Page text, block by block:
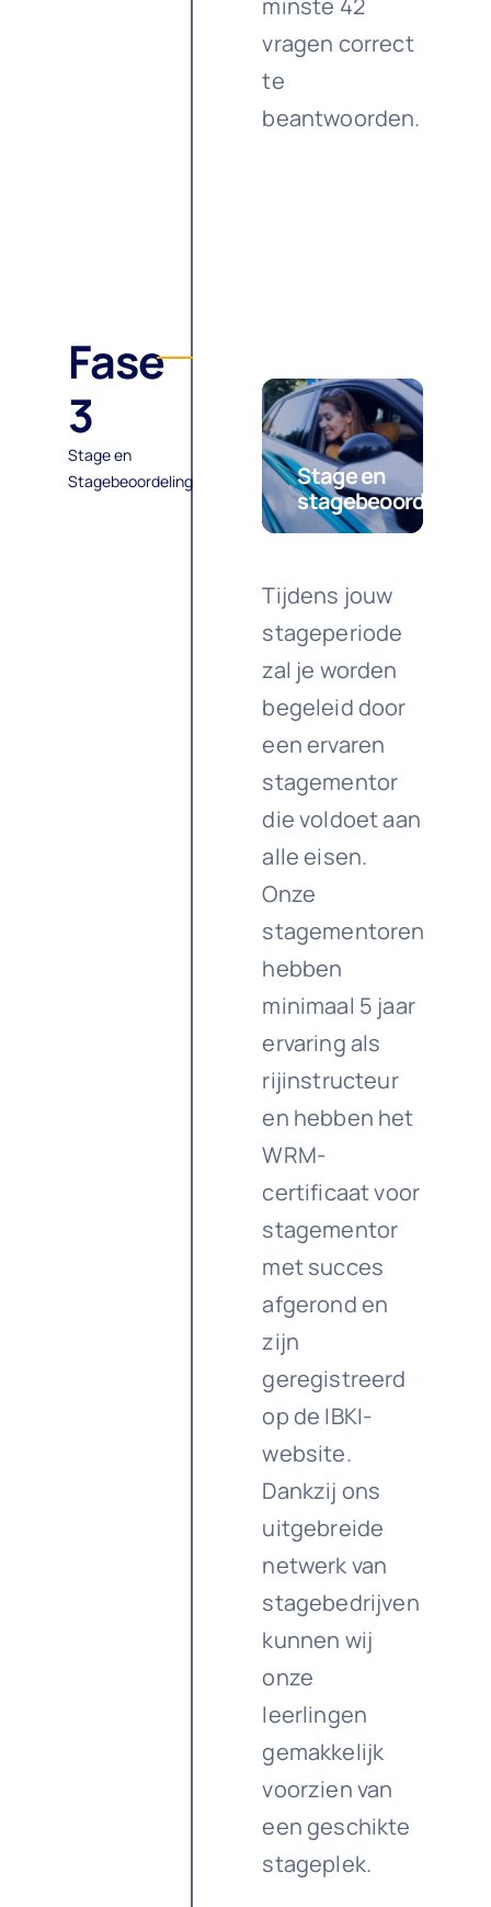
vragen correct
te
beantwoorden.
Fase
3
Stage en
Stagebeoordeling
Stage en
stagebeoordeling
Tijdens jouw
stageperiode
zal je worden
begeleid door
een ervaren
stagementor
die voldoet aan
alle eisen.
Onze
stagementoren
hebben
minimaal 5 jaar
ervaring als
rijinstructeur
en hebben het
WRM-
certificaat voor
stagementor
met succes
afgerond en
zijn
geregistreerd
op de IBKI-
website.
Dankzij ons
uitgebreide
netwerk van
stagebedrijven
kunnen wij
onze
leerlingen
gemakkelijk
voorzien van
een geschikte
stageplek.